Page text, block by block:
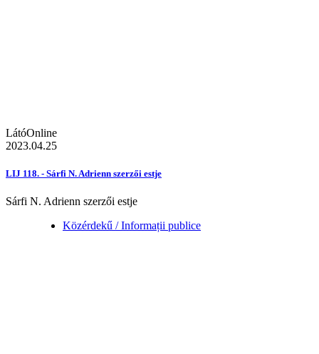
LátóOnline
2023.04.25
LIJ 118. - Sárfi N. Adrienn szerzői estje
Sárfi N. Adrienn szerzői estje
Közérdekű / Informații publice